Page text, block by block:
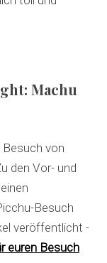
Machu
von
den Vor- und
Besuch
veröffentlicht -
euren Besuch